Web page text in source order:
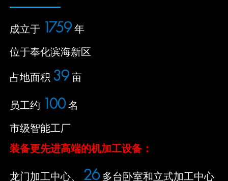
成立于 2022年
位于奉化滨海新区
占地面积 45亩
员工约 115名
市级智能工厂
装备更先进高端的机加工设备：
龙门加工中心、 30 多台卧室和立式加工中心